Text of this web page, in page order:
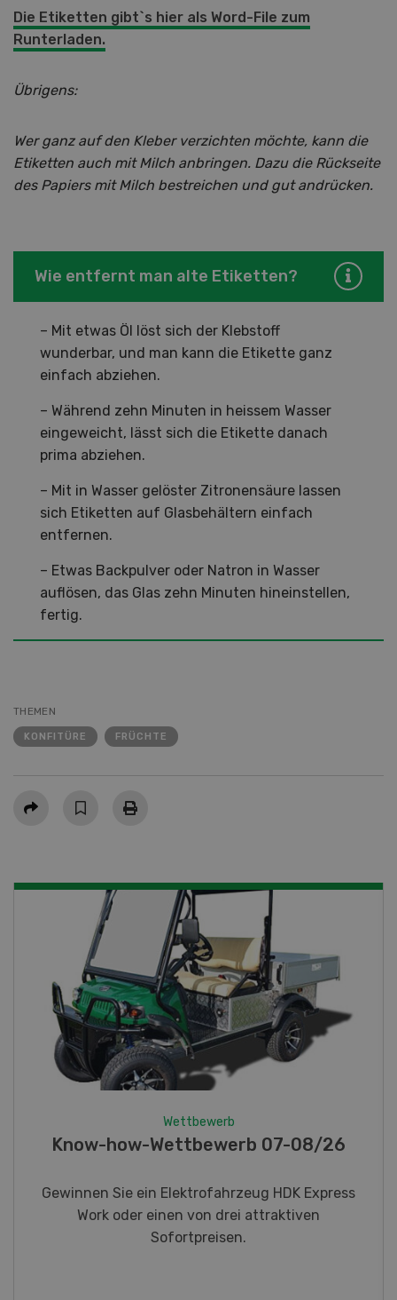
Die Etiketten gibt`s hier als Word-File zum
Runterladen.
Übrigens:
Wer ganz auf den Kleber verzichten möchte, kann die
Etiketten auch mit Milch anbringen. Dazu die Rückseite
des Papiers mit Milch bestreichen und gut andrücken.
Wie entfernt man alte Etiketten?
– Mit etwas Öl löst sich der Klebstoff
wunderbar, und man kann die Etikette ganz
einfach abziehen.
– Während zehn Minuten in heissem Wasser
eingeweicht, lässt sich die Etikette danach
prima abziehen.
– Mit in Wasser gelöster Zitronensäure lassen
sich Etiketten auf Glasbehältern einfach
entfernen.
– Etwas Backpulver oder Natron in Wasser
auflösen, das Glas zehn Minuten hineinstellen,
fertig.
THEMEN
KONFITÜRE FRÜCHTE
Teilen
Fotorätsel 07-08/26
Gewinnen Sie eines von fünf LANDI
Taschenmessern